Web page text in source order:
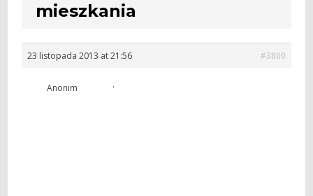
mieszkania
23 listopada 2013 at 21:56 #3800
Anonim .